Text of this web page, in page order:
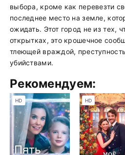
выбора, кроме как перевезти
последнее место на земле,
ожидать. Этот город не из тех,
открытках, это крошечное
тлеющей враждой,
убийствами.
Рекомендуем:
HD HD